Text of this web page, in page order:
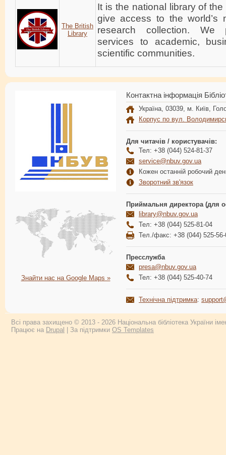
The British
Library
It is the national library of
give access to the world’s
research collection. We
services to academic,
scientific communities.
Знайти нас на Google Maps »
Контактна інформація
Україна, 03039, м. Київ,
Корпус по вул.
Для читачів / користувачів:
Тел: +38 (044) 524-81-37
service@nbuv.gov.ua
Кожен останній робочий
Зворотний зв'язок
Приймальня директора (для
library@nbuv.gov.ua
Тел: +38 (044) 525-81-04
Тел./факс: +38 (044) 525-56-
Пресслужба
presa@nbuv.gov.ua
Тел: +38 (044) 525-40-74
Технічна підтримка:
Всі права захищено © 2013 - 2026 Національна бібліотека України
Працює на Drupal | За підтримки OS Templates